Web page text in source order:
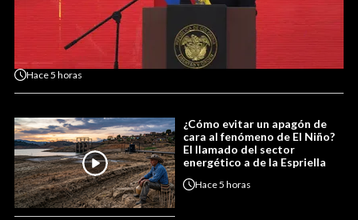
Hace5 horas
¿Cómo evitar un apagón de
cara al fenómeno de El Niño?
El llamado del sector
energético a de la Espriella
Hace5 horas